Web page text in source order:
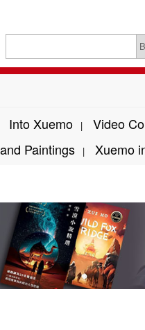
Into Xuemo | Video
Paintings | Xuemo